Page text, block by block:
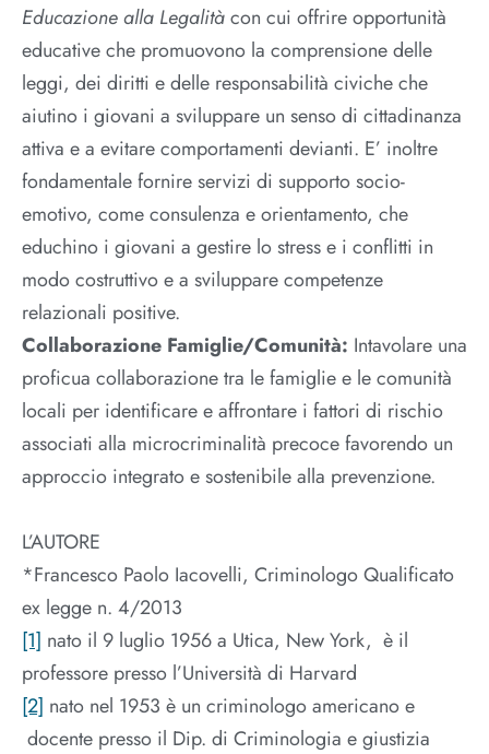
Educazione alla Legalitàcon cui offrire opportunità
educative che promuovono la comprensione delle
leggi, dei diritti e delle responsabilità civiche che
aiutino i giovani a sviluppare un senso di cittadinanza
attiva e a evitare comportamenti devianti. E’ inoltre
fondamentale fornire servizi di supporto socio-
emotivo, come consulenza e orientamento, che
educhino i giovani a gestire lo stress e i conflitti in
modo costruttivo e a sviluppare competenze
relazionali positive.
Collaborazione Famiglie/Comunità: Intavolare una
proficua collaborazione tra le famiglie e le comunità
locali per identificare e affrontare i fattori di rischio
associati alla microcriminalità precoce favorendo un
approccio integrato e sostenibile alla prevenzione.
L’AUTORE
*Francesco Paolo Iacovelli, Criminologo Qualificato
ex legge n. 4/2013
[1] nato il 9 luglio 1956 a Utica, New York, è il
professore presso l’Università di Harvard
[2] nato nel 1953 è un criminologo americano e
docente presso il Dip. di Criminologia e giustizia